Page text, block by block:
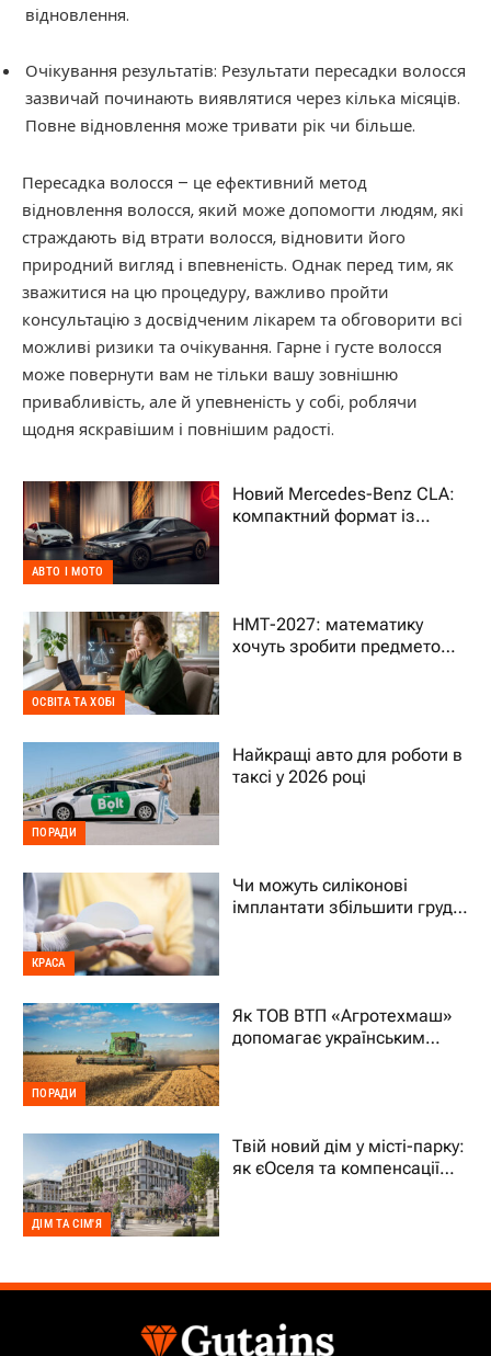
відновлення.
Очікування результатів: Результати пересадки волосся
зазвичай починають виявлятися через кілька місяців.
Повне відновлення може тривати рік чи більше.
Пересадка волосся – це ефективний метод
відновлення волосся, який може допомогти людям, які
страждають від втрати волосся, відновити його
природний вигляд і впевненість. Однак перед тим, як
зважитися на цю процедуру, важливо пройти
консультацію з досвідченим лікарем та обговорити всі
можливі ризики та очікування. Гарне і густе волосся
може повернути вам не тільки вашу зовнішню
привабливість, але й упевненість у собі, роблячи
щодня яскравішим і повнішим радості.
АВТО І МОТО
Новий Mercedes-Benz CLA:
компактний формат із
ОСВІТА ТА ХОБІ
НМТ-2027: математику
хочуть зробити предметом
ПОРАДИ
Найкращі авто для роботи в
таксі у 2026 році
КРАСА
Чи можуть силіконові
імплантати збільшити груди
ПОРАДИ
Як ТОВ ВТП «Агротехмаш»
допомагає українським
ДІМ ТА СІМ'Я
Твій новий дім у місті-парку:
як єОселя та компенсації